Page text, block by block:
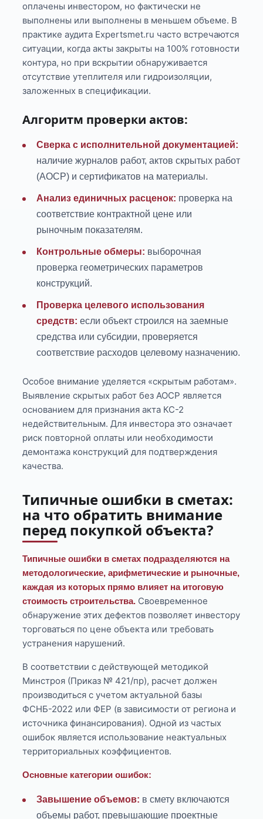
оплачены инвестором, но фактически не
выполнены или выполнены в меньшем объеме. В
практике аудита Expertsmet.ru часто встречаются
ситуации, когда акты закрыты на 100% готовности
контура, но при вскрытии обнаруживается
отсутствие утеплителя или гидроизоляции,
заложенных в спецификации.
Алгоритм проверки актов:
Сверка с исполнительной документацией:
наличие журналов работ, актов скрытых работ
(АОСР) и сертификатов на материалы.
Анализ единичных расценок: проверка на
соответствие контрактной цене или
рыночным показателям.
Контрольные обмеры: выборочная
проверка геометрических параметров
конструкций.
Проверка целевого использования
средств: если объект строился на заемные
средства или субсидии, проверяется
соответствие расходов целевому назначению.
Особое внимание уделяется «скрытым работам».
Выявление скрытых работ без АОСР является
основанием для признания акта КС-2
недействительным. Для инвестора это означает
риск повторной оплаты или необходимости
демонтажа конструкций для подтверждения
качества.
Типичные ошибки в сметах:
на что обратить внимание
перед покупкой объекта?
Типичные ошибки в сметах подразделяются на
методологические, арифметические и рыночные,
каждая из которых прямо влияет на итоговую
стоимость строительства. Своевременное
обнаружение этих дефектов позволяет инвестору
торговаться по цене объекта или требовать
устранения нарушений.
В соответствии с действующей методикой
Минстроя (Приказ № 421/пр), расчет должен
производиться с учетом актуальной базы
ФСНБ-2022 или ФЕР (в зависимости от региона и
источника финансирования). Одной из частых
ошибок является использование неактуальных
территориальных коэффициентов.
Основные категории ошибок:
Завышение объемов: в смету включаются
объемы работ, превышающие проектные